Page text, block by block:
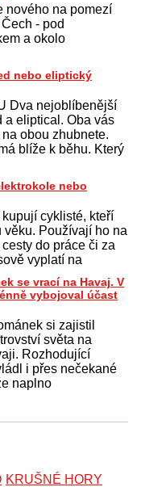
nového na pomezí
- pod
a okolo
nebo eliptický
Dva nejoblíbenější
a eliptical. Oba vás
obou zhubnete.
blíže k běhu. Který
nebo
cyklisté, kteří
Používají ho na
do práce či za
vyplatí na
se vrací na Havaj. V
vybojoval účast
si zajistil
světa na
Rozhodující
i přes nečekané
naplno
KRUŠNÉ HORY